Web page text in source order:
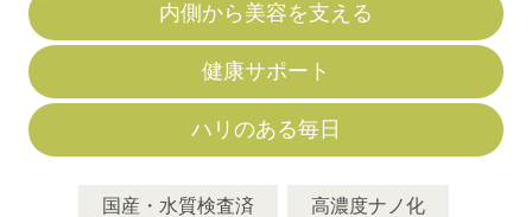
内側から美容を支える
健康サポート
ハリのある毎日
国産・水質検査済 高濃度ナノ化